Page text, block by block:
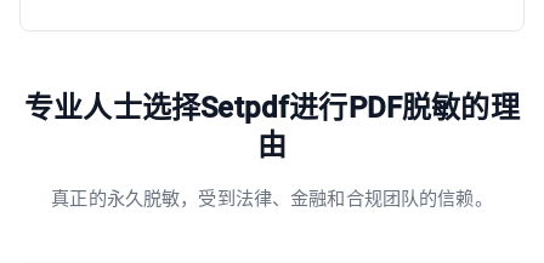
专业人士选择Setpdf进行PDF脱敏的理
由
真正的永久脱敏，受到法律、金融和合规团队的信赖。